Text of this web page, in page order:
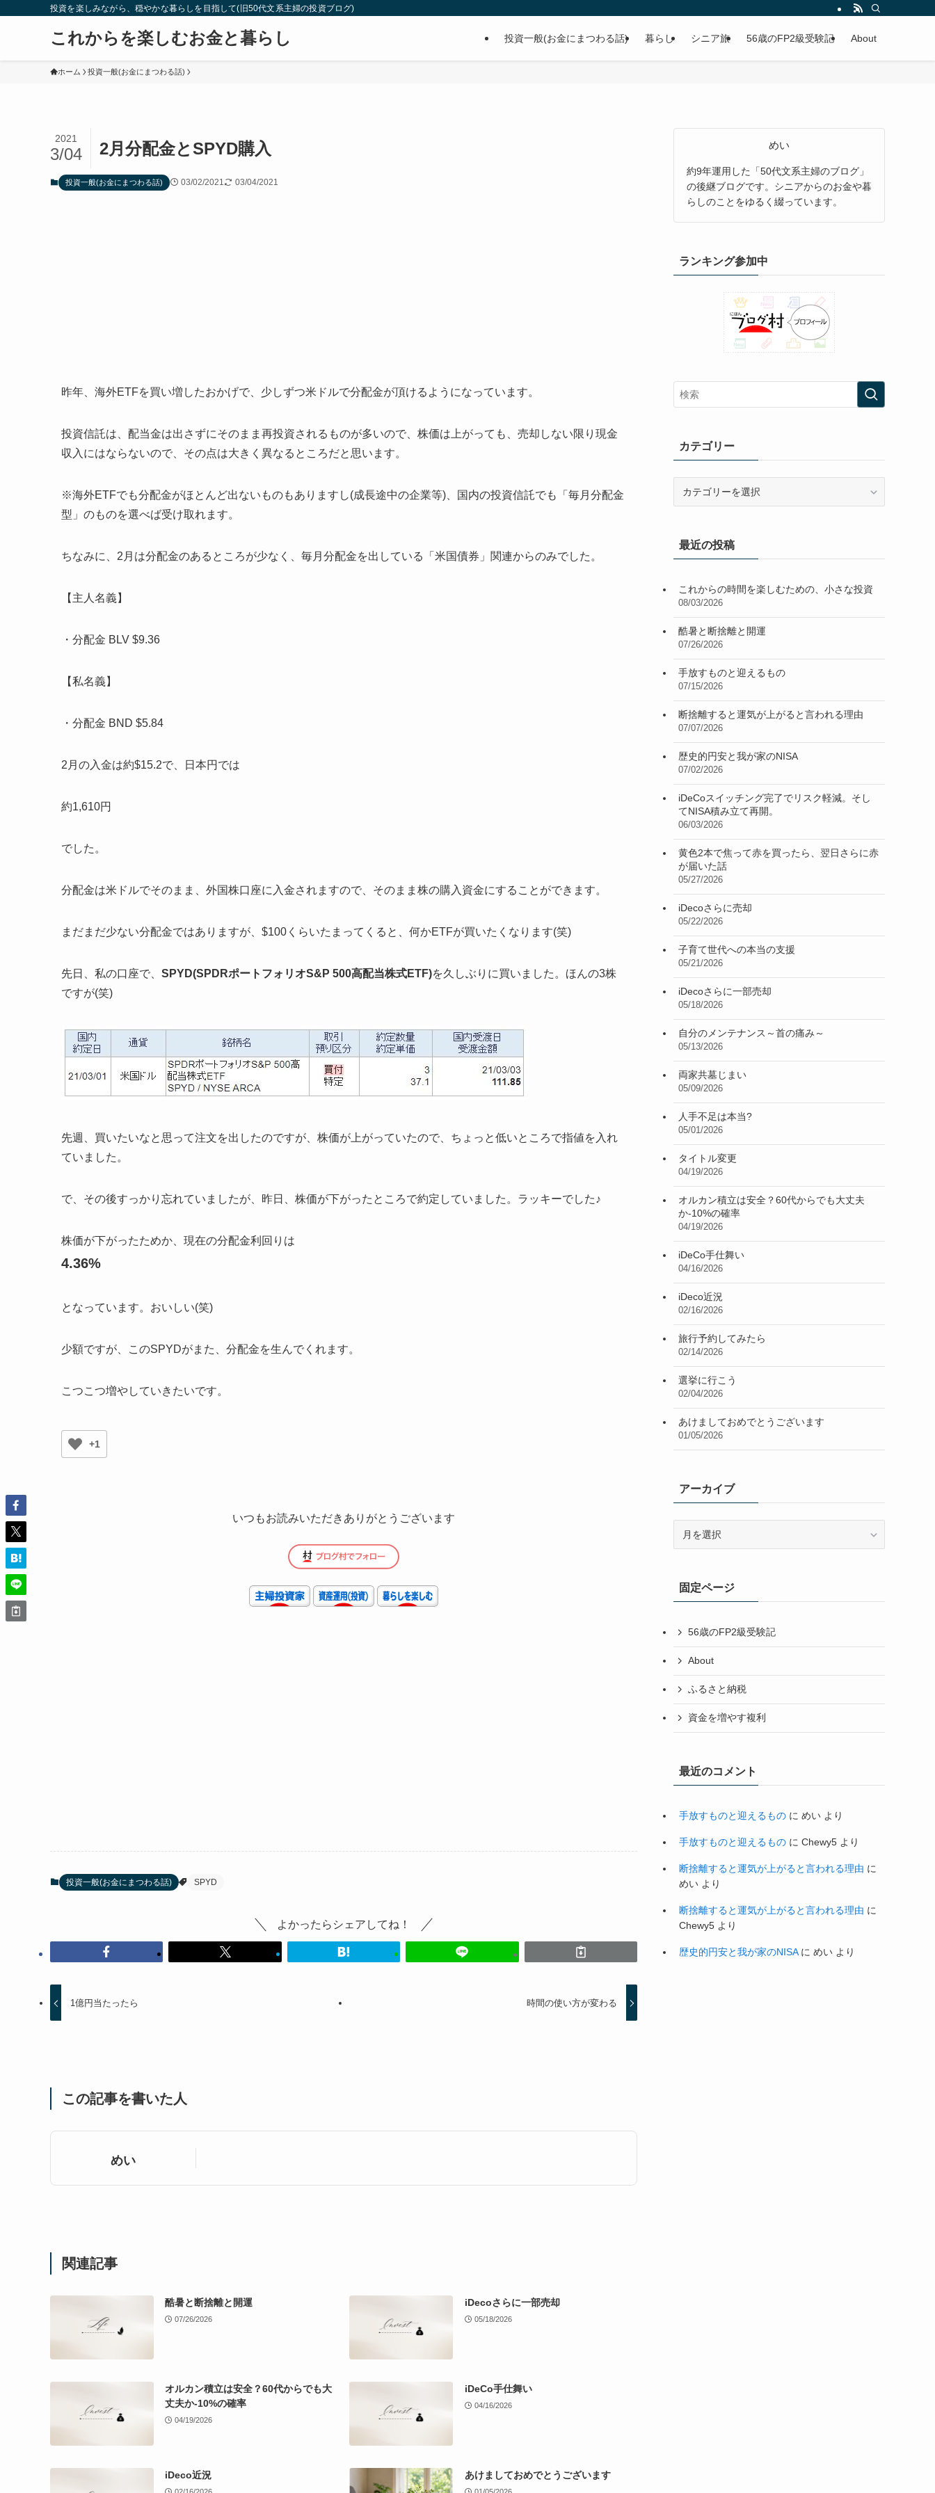
投資を楽しみながら、穏やかな暮らしを目指して(旧50代文系主婦の投資ブログ)
これからを楽しむお金と暮らし 投資一般(お金にまつわる話) 暮らし シニア旅 56歳のFP2級受験記 About
ホーム 投資一般(お金にまつわる話)
2月分配金とSPYD購入
2021
3/04
投資一般(お金にまつわる話) 03/02/2021 03/04/2021
昨年、海外ETFを買い増したおかげで、少しずつ米ドルで分配金が頂けるようになっています。
投資信託は、配当金は出さずにそのまま再投資されるものが多いので、株価は上がっても、売却しない限り現金
収入にはならないので、その点は大きく異なるところだと思います。
※海外ETFでも分配金がほとんど出ないものもありますし(成長途中の企業等)、国内の投資信託でも「毎月分配金
型」のものを選べば受け取れます。
ちなみに、2月は分配金のあるところが少なく、毎月分配金を出している「米国債券」関連からのみでした。
【主人名義】
・分配金 BLV $9.36
【私名義】
・分配金 BND $5.84
2月の入金は約$15.2で、日本円では
約1,610円
でした。
分配金は米ドルでそのまま、外国株口座に入金されますので、そのまま株の購入資金にすることができます。
まだまだ少ない分配金ではありますが、$100くらいたまってくると、何かETFが買いたくなります(笑)
先日、私の口座で、 SPYD(SPDRポートフォリオS&P 500高配当株式ETF)を久しぶりに買いました。ほんの3株
ですが(笑)
先週、買いたいなと思って注文を出したのですが、株価が上がっていたので、ちょっと低いところで指値を入れ
ていました。
で、その後すっかり忘れていましたが、昨日、株価が下がったところで約定していました。ラッキーでした♪
株価が下がったためか、現在の分配金利回りは
4.36%
となっています。おいしい(笑)
少額ですが、このSPYDがまた、 分配金を生んでくれます。
こつこつ増やしていきたいです。
+1
いつもお読みいただきありがとうございます
投資一般(お金にまつわる話) SPYD
よかったらシェアしてね！
1億円当たったら 時間の使い方が変わる
この記事を書いた人
めい
関連記事
酷暑と断捨離と開運
07/26/2026
iDecoさらに一部売却
05/18/2026
オルカン積立は安全？60代からでも大
丈夫か-10%の確率
04/19/2026
iDeCo手仕舞い
04/16/2026
iDeco近況 あけましておめでとうございます
めい
約9年運用した「50代文系主婦のブログ」
の後継ブログです。シニアからのお金や暮
らしのことをゆるく綴っています。
ランキング参加中
カテゴリー
ー最近の投稿
これからの時間を楽しむための、小さな投資
08/03/2026
酷暑と断捨離と開運
07/26/2026
手放すものと迎えるもの
07/15/2026
断捨離すると運気が上がると言われる理由
07/07/2026
歴史的円安と我が家のNISA
07/02/2026
iDeCoスイッチング完了でリスク軽減。そし
てNISA積み立て再開。
06/03/2026
黄色2本で焦って赤を買ったら、翌日さらに赤
が届いた話
05/27/2026
iDecoさらに売却
05/22/2026
子育て世代への本当の支援
05/21/2026
iDecoさらに一部売却
05/18/2026
自分のメンテナンス～首の痛み～
05/13/2026
両家共墓じまい
05/09/2026
人手不足は本当?
05/01/2026
タイトル変更
04/19/2026
オルカン積立は安全？60代からでも大丈夫
か-10%の確率
04/19/2026
iDeCo手仕舞い
04/16/2026
iDeco近況
02/16/2026
旅行予約してみたら
02/14/2026
選挙に行こう
02/04/2026
あけましておめでとうございます
01/05/2026
アーカイブ
ブ固定ページ
56歳のFP2級受験記
About
ふるさと納税
資金を増やす複利
最近のコメント
手放すものと迎えるもの に めい より
手放すものと迎えるもの に Chewy5 より
断捨離すると運気が上がると言われる理由 に
めい より
断捨離すると運気が上がると言われる理由 に
Chewy5 より
歴史的円安と我が家のNISAに めい より